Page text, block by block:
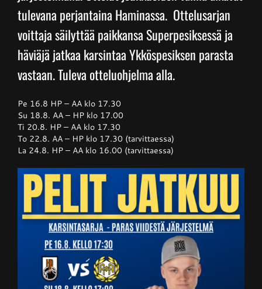
tulevana perjantaina Haminassa. Ottelusarjan
voittaja säilyttää paikkansa Superpesiksessä ja
häviäjä jatkaa karsintaa Ykköspesiksen parasta
vastaan. Tuleva otteluohjelma alla.
Pe 16.8 HP – AA klo 17.30
Su 18.8. AA – HP klo 17.00
Ti 20.8. HP – AA klo 17.30
To 22.8. AA – HP klo 17.30 (tarvittaessa)
La 24.8. HP – AA klo 16.00 (tarvittaessa)